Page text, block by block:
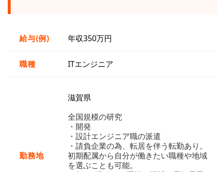
給与(例) 年収350万円
職種 ITエンジニア
勤務地
滋賀県
全国規模の研究
・開発
・設計エンジニア職の派遣
・請負企業の為、転居を伴う転勤あり。
初期配属から自分が働きたい職種や地域
を選ぶことも可能。